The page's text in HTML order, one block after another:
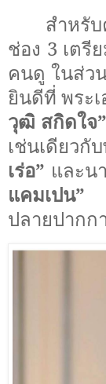
สำหรั
ช่อง 3 เตรี
คนดู ในส่ว
ยินดีที่ พระ
วุฒิ สกิดใจ”
เช่นเดียวกั
เร่อ” และน
แคมเปน”
ปลายปากก